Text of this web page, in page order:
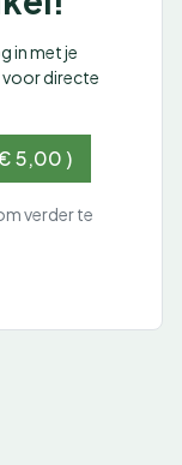
in met je
directe
5,00 )
verder te